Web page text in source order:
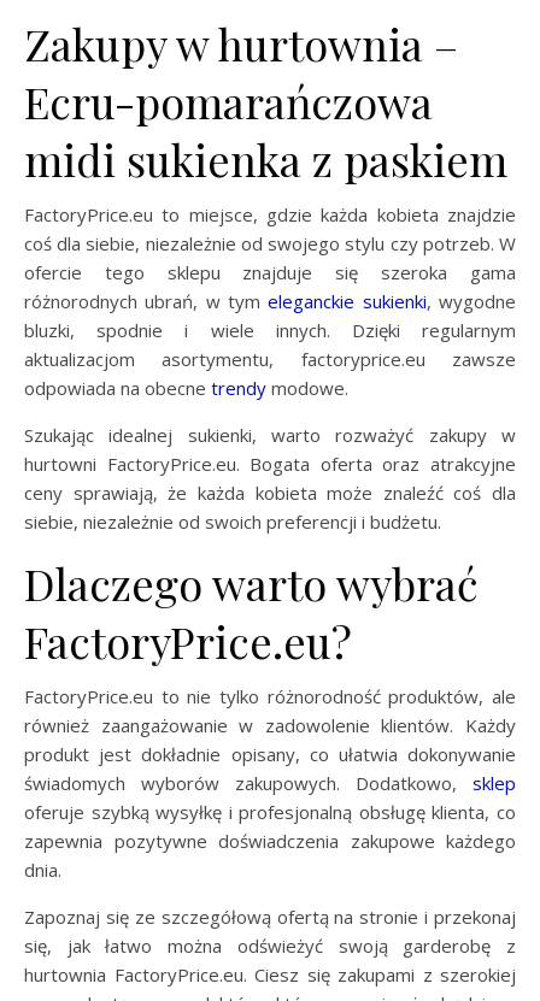
Zakupy w hurtownia –
Ecru-pomarańczowa
midi sukienka z paskiem
FactoryPrice.eu to miejsce, gdzie każda kobieta znajdzie
coś dla siebie, niezależnie od swojego stylu czy potrzeb. W
ofercie tego sklepu znajduje się szeroka gama
różnorodnych ubrań, w tymeleganckie sukienki, wygodne
bluzki, spodnie i wiele innych. Dzięki regularnym
aktualizacjom asortymentu, factoryprice.eu zawsze
odpowiada na obecne trendy modowe.
Szukając idealnej sukienki, warto rozważyć zakupy w
hurtowni FactoryPrice.eu. Bogata oferta oraz atrakcyjne
ceny sprawiają, że każda kobieta może znaleźć coś dla
siebie, niezależnie od swoich preferencji i budżetu.
Dlaczego warto wybrać
FactoryPrice.eu?
FactoryPrice.eu to nie tylko różnorodność produktów, ale
również zaangażowanie w zadowolenie klientów. Każdy
produkt jest dokładnie opisany, co ułatwia dokonywanie
świadomych wyborów zakupowych. Dodatkowo, sklep
oferuje szybką wysyłkę i profesjonalną obsługę klienta, co
zapewnia pozytywne doświadczenia zakupowe każdego
dnia.
Zapoznaj się ze szczegółową ofertą na stronie i przekonaj
się, jak łatwo można odświeżyć swoją garderobę z
hurtownia FactoryPrice.eu. Ciesz się zakupami z szerokiej